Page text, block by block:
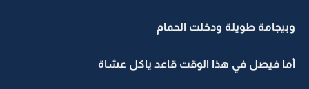
وبيجامة طويلة ودخلت الحمام
أما فيصل في هذا الوقت قاعد ياكل عشاة